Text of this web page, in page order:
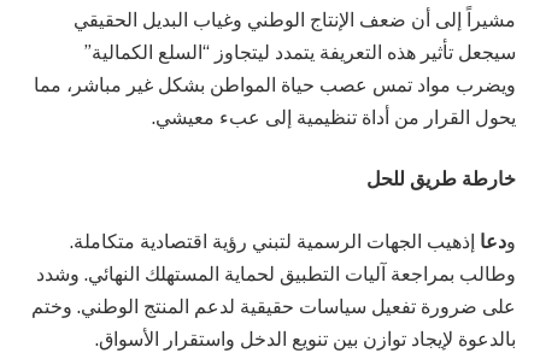
مشيراً إلى أن ضعف الإنتاج الوطني وغياب البديل الحقيقي
سيجعل تأثير هذه التعريفة يتمدد ليتجاوز “السلع الكمالية”
ويضرب مواد تمس عصب حياة المواطن بشكل غير مباشر، مما
يحول القرار من أداة تنظيمية إلى عبء معيشي.
خارطة طريق للحل
ودعا إذهيب الجهات الرسمية لتبني رؤية اقتصادية متكاملة.
وطالب بمراجعة آليات التطبيق لحماية المستهلك النهائي. وشدد
على ضرورة تفعيل سياسات حقيقية لدعم المنتج الوطني. وختم
بالدعوة لإيجاد توازن بين تنويع الدخل واستقرار الأسواق.